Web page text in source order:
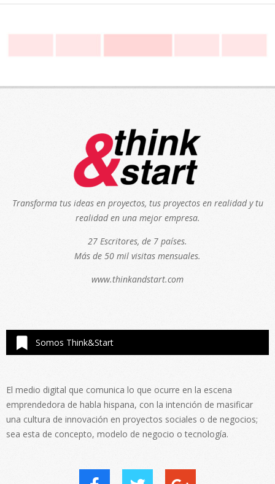
Transforma tus ideas en proyectos, tus proyectos en realidad y tu
realidad en una mejor empresa.
27 Escritores, de 7 países.
Más de 50 mil visitas mensuales.
www.thinkandstart.com
Somos Think&Start
El medio digital que comunica lo que ocurre en la escena
emprendedora de habla hispana, con la intención de masificar
una cultura de innovación en proyectos sociales o de negocios;
sea esta de concepto, modelo de negocio o tecnología.